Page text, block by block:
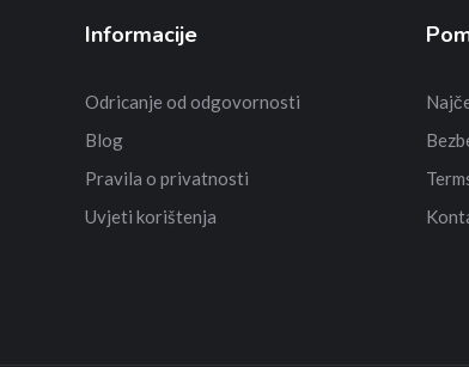
Informacije
Odricanje od odgovornosti
Blog
Pravila o privatnosti
Uvjeti korištenja